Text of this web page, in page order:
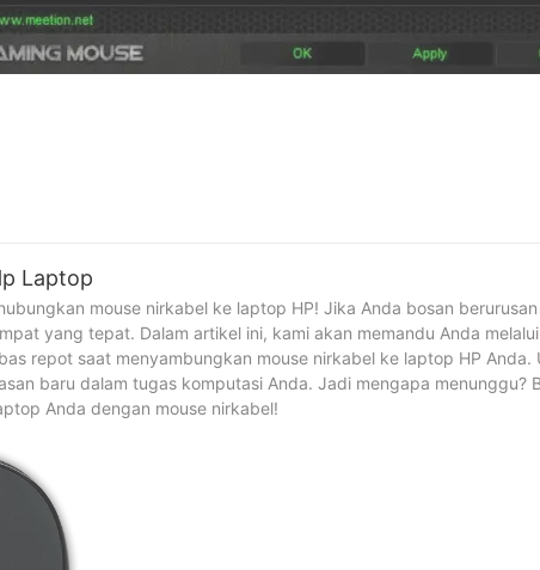
Laptop
mouse nirkabel ke laptop HP! Jika Anda bosan
yang tepat. Dalam artikel ini, kami akan memandu Anda
repot saat menyambungkan mouse nirkabel ke laptop HP Anda.
baru dalam tugas komputasi Anda. Jadi mengapa menunggu?
Anda dengan mouse nirkabel!